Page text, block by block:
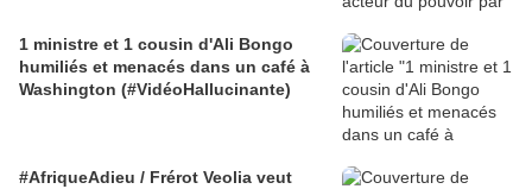
1 ministre et 1 cousin d'Ali Bongo
humiliés et menacés dans un café à
Washington (#VidéoHallucinante)
#AfriqueAdieu / Frérot Veolia veut